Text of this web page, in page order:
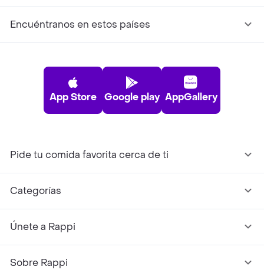
Encuéntranos en estos países
App Store Google play AppGallery
Pide tu comida favorita cerca de ti
Categorías
Únete a Rappi
Sobre Rappi